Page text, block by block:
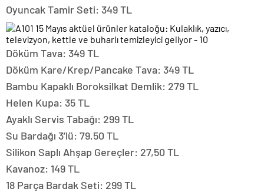
Oyuncak Tamir Seti: 349 TL
Döküm Tava: 349 TL
Döküm Kare/Krep/Pancake Tava: 349 TL
Bambu Kapaklı Boroksilkat Demlik: 279 TL
Helen Kupa: 35 TL
Ayaklı Servis Tabağı: 299 TL
Su Bardağı 3’lü: 79,50 TL
Silikon Saplı Ahşap Gereçler: 27,50 TL
Kavanoz: 149 TL
18 Parça Bardak Seti: 299 TL